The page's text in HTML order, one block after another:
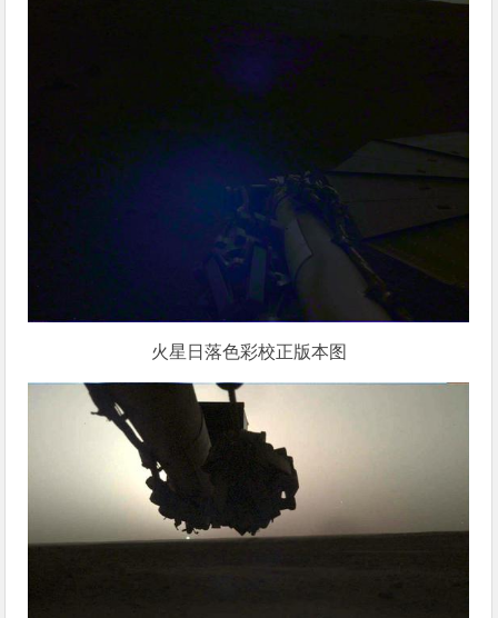
火星日落色彩校正版本图